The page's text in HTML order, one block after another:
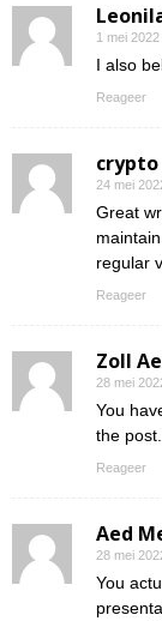
1 mei
I also
Reageer
24 mei
Great
regular
Reageer
Zoll
28 mei
You
the post.
Reageer
Aed
28 mei
You